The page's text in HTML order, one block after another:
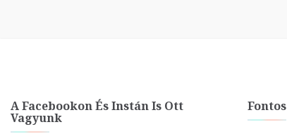
A Facebookon És Instán Is Ott
Vagyunk
Fontos